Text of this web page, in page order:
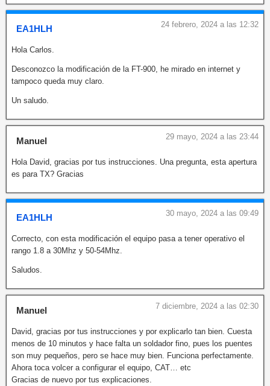
EA1HLH 24 febrero, 2024 a las 12:32
Hola Carlos.
Desconozco la modificación de la FT-900, he mirado en internet y
tampoco queda muy claro.
Un saludo.
Manuel 29 mayo, 2024 a las 23:44
Hola David, gracias por tus instrucciones. Una pregunta, esta apertura
es para TX? Gracias
EA1HLH 30 mayo, 2024 a las 09:49
Correcto, con esta modificación el equipo pasa a tener operativo el
rango 1.8 a 30Mhz y 50-54Mhz.
Saludos.
Manuel 7 diciembre, 2024 a las 02:30
David, gracias por tus instrucciones y por explicarlo tan bien. Cuesta
menos de 10 minutos y hace falta un soldador fino, pues los puentes
son muy pequeños, pero se hace muy bien. Funciona perfectamente.
Ahora toca volcer a configurar el equipo, CAT… etc
Gracias de nuevo por tus explicaciones.